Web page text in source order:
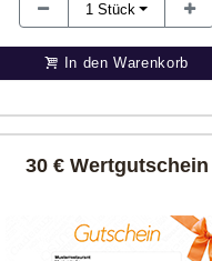
1 Stück
In den Warenkorb
30 € Wertgutschein